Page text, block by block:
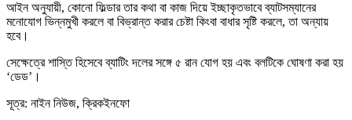
আইন অনুযায়ী, কোনো ফিল্ডার তার কথা বা কাজ দিয়ে ইচ্ছাকৃতভাবে ব্যাটসম্যানের
মনোযোগ ভিন্নমুখী করলে বা বিভ্রান্ত করার চেষ্টা কিংবা বাধার সৃষ্টি করলে, তা অন্যায়
হবে।
সেক্ষেত্রে শাস্তি হিসেবে ব্যাটিং দলের সঙ্গে ৫ রান যোগ হয় এবং বলটিকে ঘোষণা করা হয়
‘ডেড’।
সূত্র: নাইন নিউজ, ক্রিকইনফো